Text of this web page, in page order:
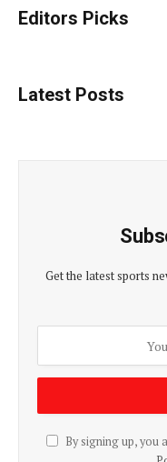
Editors Picks
Latest Posts
Get the latest sports
By signing up, you